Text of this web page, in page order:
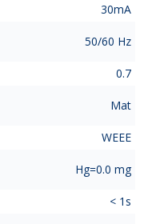
30mA
50/60 Hz
0.7
Mat
WEEE
Hg=0.0 mg
< 1s